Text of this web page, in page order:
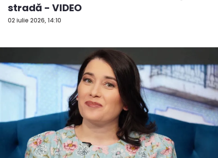
02 iulie 2026, 14:10
stradă - VIDEO